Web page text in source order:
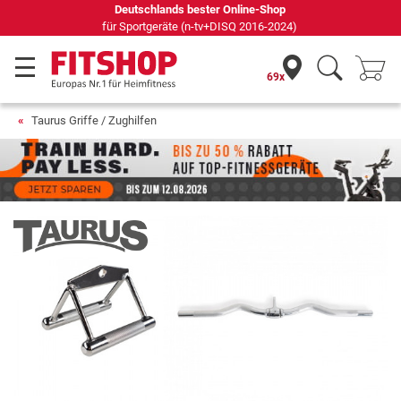
Seit 42 Jahren Ihr Experte für Heimfitness
69x
Taurus Griffe / Zughilfen